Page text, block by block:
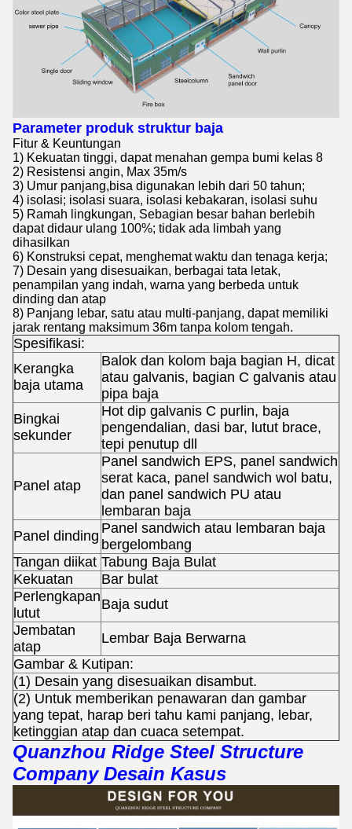
Parameter produk struktur baja
Fitur & Keuntungan
1) Kekuatan tinggi, dapat menahan gempa bumi kelas 8
2) Resistensi angin, Max 35m/s
3) Umur panjang,bisa digunakan lebih dari 50 tahun;
4) isolasi; isolasi suara, isolasi kebakaran, isolasi suhu
5) Ramah lingkungan, Sebagian besar bahan berlebih
dapat didaur ulang 100%; tidak ada limbah yang
dihasilkan
6) Konstruksi cepat, menghemat waktu dan tenaga kerja;
7) Desain yang disesuaikan, berbagai tata letak,
penampilan yang indah, warna yang berbeda untuk
dinding dan atap
8) Panjang lebar, satu atau multi-panjang, dapat memiliki
jarak rentang maksimum 36m tanpa kolom tengah.
Spesifikasi:
Kerangka
baja utama
Balok dan kolom baja bagian H, dicat
atau galvanis, bagian C galvanis atau
pipa baja
Bingkai
sekunder
Hot dip galvanis C purlin, baja
pengendalian, dasi bar, lutut brace,
tepi penutup dll
Panel atap
Panel sandwich EPS, panel sandwich
serat kaca, panel sandwich wol batu,
dan panel sandwich PU atau
lembaran baja
Panel dinding Panel sandwich atau lembaran baja
bergelombang
Tangan diikat Tabung Baja Bulat
Kekuatan
Bar bulat
Perlengkapan
lutut
Baja sudut
Jembatan
atap
Lembar Baja Berwarna
Gambar & Kutipan:
(1) Desain yang disesuaikan disambut.
(2) Untuk memberikan penawaran dan gambar
yang tepat, harap beri tahu kami panjang, lebar,
ketinggian atap dan cuaca setempat.
Quanzhou Ridge Steel Structure
Company Desain Kasus